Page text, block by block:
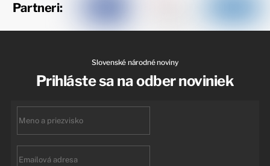
Partneri:
Slovenské národné noviny
Prihláste sa na odber noviniek